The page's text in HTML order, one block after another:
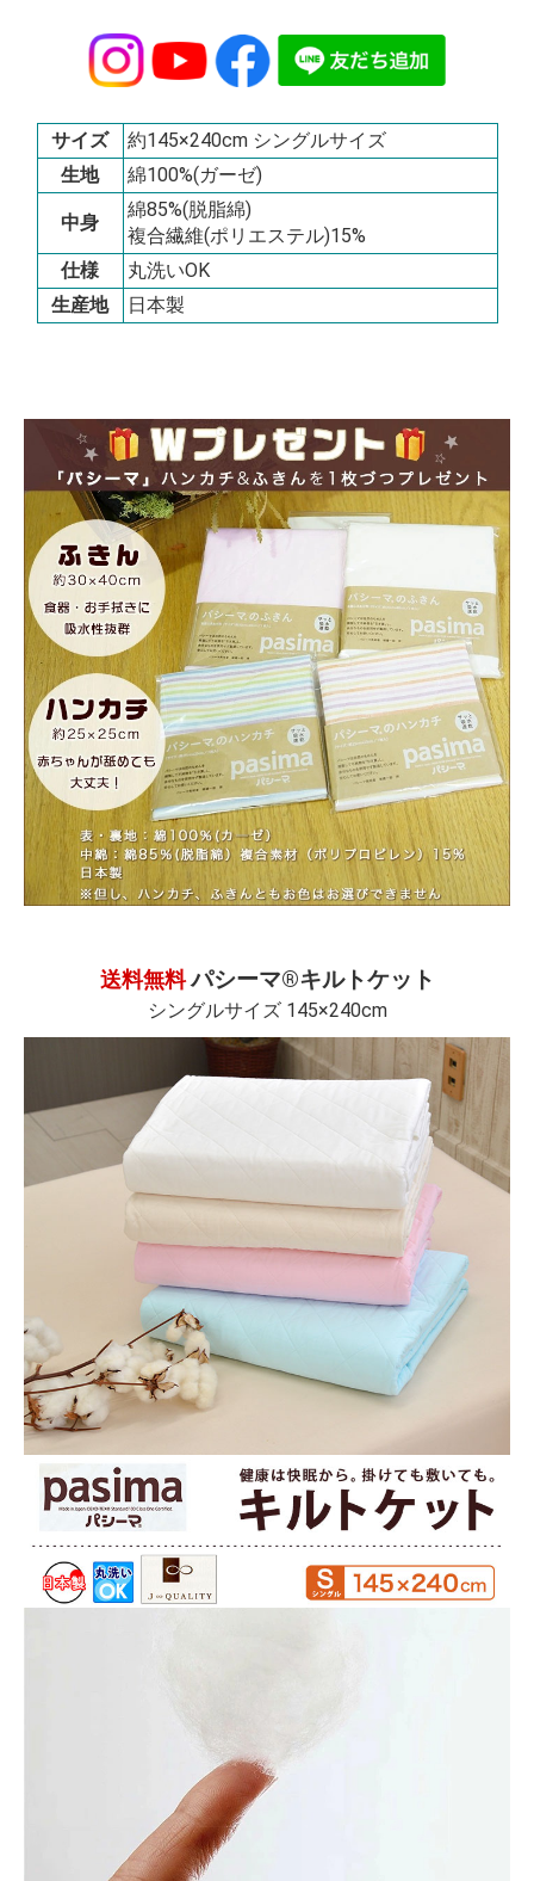
サイズ
約145×240cm シングルサイズ
生地
綿100%(ガーゼ)
中身
綿85%(脱脂綿)
複合繊維(ポリエステル)15%
仕様
丸洗いOK
生産地
日本製
送料無料 パシーマ®キルトケット
シングルサイズ 145×240cm